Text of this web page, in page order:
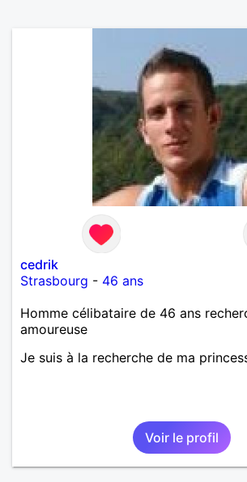
cedrik
Strasbourg - 46 ans
Homme célibataire de 46 ans
amoureuse
Je suis à la recherche de ma
Voir le profil